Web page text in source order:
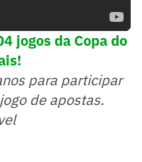
jogos da Copa do
para participar
de apostas.